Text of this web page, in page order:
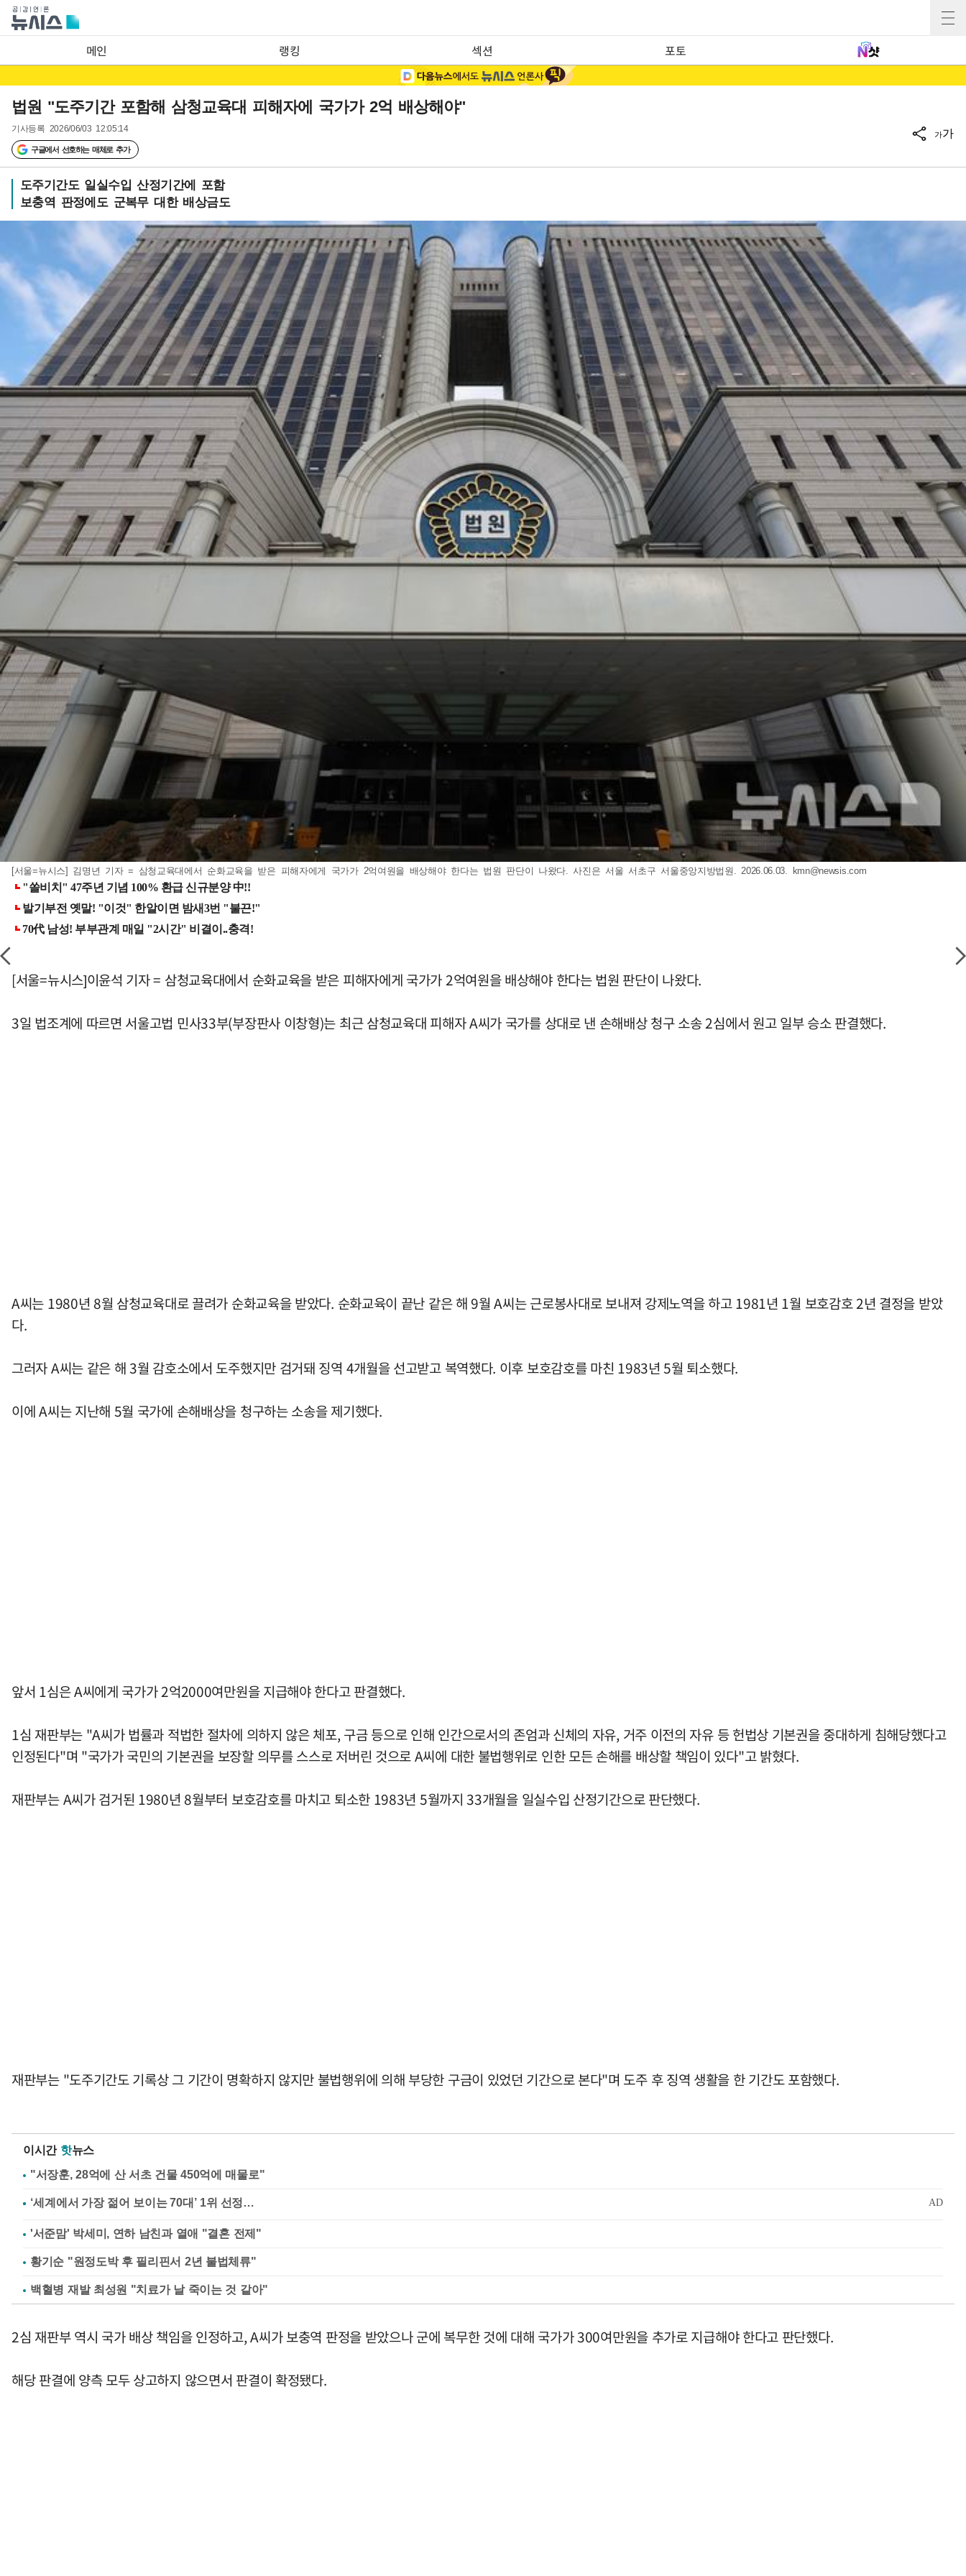
메인 랭킹 섹션 포토
법원 "도주기간 포함해 삼청교육대 피해자에 국가가 2억 배상해야"
기사등록 2026/06/03 12:05:14
구글에서 선호하는 매체로 추가
가가
도주기간도 일실수입 산정기간에 포함
보충역 판정에도 군복무 대한 배상금도
[서울=뉴시스] 김명년 기자 = 삼청교육대에서 순화교육을 받은 피해자에게 국가가 2억여원을 배상해야 한다는 법원 판단이 나왔다. 사진은 서울 서초구 서울중앙지방법원. 2026.06.03. kmn@newsis.com
[서울=뉴시스]이윤석 기자 = 삼청교육대에서 순화교육을 받은 피해자에게 국가가 2억여원을 배상해야 한다는 법원 판단이 나왔다.
3일 법조계에 따르면 서울고법 민사33부(부장판사 이창형)는 최근 삼청교육대 피해자 A씨가 국가를 상대로 낸 손해배상 청구 소송 2심에서 원고 일부 승소 판결했다.
A씨는 1980년 8월 삼청교육대로 끌려가 순화교육을 받았다. 순화교육이 끝난 같은 해 9월 A씨는 근로봉사대로 보내져 강제노역을 하고 1981년 1월 보호감호 2년 결정을 받았
다.
그러자 A씨는 같은 해 3월 감호소에서 도주했지만 검거돼 징역 4개월을 선고받고 복역했다. 이후 보호감호를 마친 1983년 5월 퇴소했다.
이에 A씨는 지난해 5월 국가에 손해배상을 청구하는 소송을 제기했다.
앞서 1심은 A씨에게 국가가 2억2000여만원을 지급해야 한다고 판결했다.
1심 재판부는 "A씨가 법률과 적법한 절차에 의하지 않은 체포, 구금 등으로 인해 인간으로서의 존엄과 신체의 자유, 거주 이전의 자유 등 헌법상 기본권을 중대하게 침해당했다고
인정된다"며 "국가가 국민의 기본권을 보장할 의무를 스스로 저버린 것으로 A씨에 대한 불법행위로 인한 모든 손해를 배상할 책임이 있다"고 밝혔다.
재판부는 A씨가 검거된 1980년 8월부터 보호감호를 마치고 퇴소한 1983년 5월까지 33개월을 일실수입 산정기간으로 판단했다.
재판부는 "도주기간도 기록상 그 기간이 명확하지 않지만 불법행위에 의해 부당한 구금이 있었던 기간으로 본다"며 도주 후 징역 생활을 한 기간도 포함했다.
이시간 핫뉴스
"서장훈, 28억에 산 서초 건물 450억에 매물로"
'서준맘' 박세미, 연하 남친과 열애 "결혼 전제"
황기순 "원정도박 후 필리핀서 2년 불법체류"
백혈병 재발 최성원 "치료가 날 죽이는 것 같아"
2심 재판부 역시 국가 배상 책임을 인정하고, A씨가 보충역 판정을 받았으나 군에 복무한 것에 대해 국가가 300여만원을 추가로 지급해야 한다고 판단했다.
해당 판결에 양측 모두 상고하지 않으면서 판결이 확정됐다.